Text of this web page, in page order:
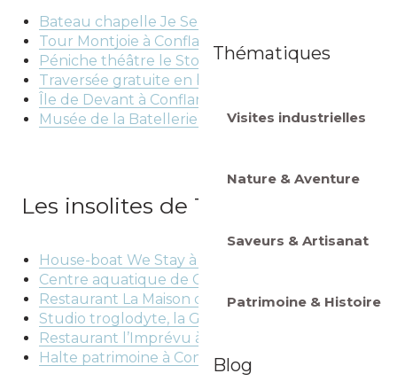
Thématiques
Visites industrielles
Nature & Aventure
Saveurs & Artisanat
Patrimoine & Histoire
Blog
Bateau chapelle Je Sers à Conflans
Tour Montjoie à Conflans
Péniche théâtre le Story Boat à Conflans
Traversée gratuite en bac à Conflans
Île de Devant à Conflans
Musée de la Batellerie à Conflans
Les insolites de Terres de Seine
House-boat We Stay à Conflans
Centre aquatique de Conflans
Restaurant La Maison du Poulet à Conflans
Studio troglodyte, la Grotte à Conflans
Restaurant l’Imprévu à Conflans
Halte patrimoine à Conflans